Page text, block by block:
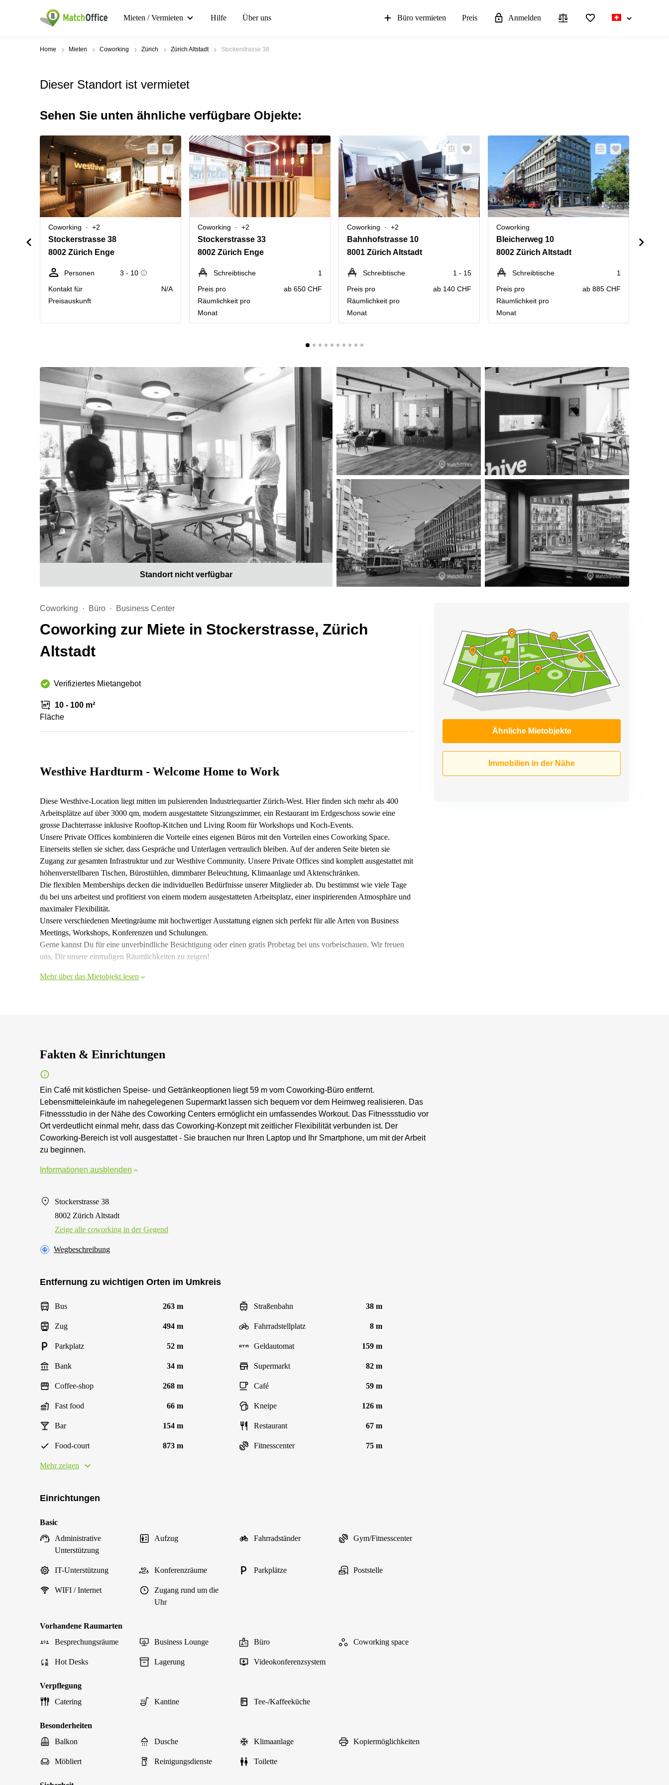
Mieten / Vermieten Hilfe Über uns Büro vermieten Preis Anmelden
Home Mieten Coworking Zürich Zürich Altstadt Stockerstrasse 38
Dieser Standort ist vermietet
Sehen Sie unten ähnliche verfügbare Objekte:
Coworking +2
Stockerstrasse 38
8002 Zürich Enge
Personen
3 - 10
Kontakt für
Preisauskunft
N/A
Coworking +2
Stockerstrasse 33
8002 Zürich Enge
Schreibtische
1
Preis pro
Räumlichkeit pro
Monat
ab 650 CHF
Coworking +2
Bahnhofstrasse 10
8001 Zürich Altstadt
Schreibtische
1 - 15
Preis pro
Räumlichkeit pro
Monat
ab 140 CHF
Coworking
Bleicherweg 10
8002 Zürich Altstadt
Schreibtische
1
Preis pro
Räumlichkeit pro
Monat
ab 885 CHF
Standort nicht verfügbar
Coworking Büro Business Center
Coworking zur Miete in Stockerstrasse, Zürich
Altstadt
Verifiziertes Mietangebot
10 - 100 m²
Fläche
Ähnliche Mietobjekte
Immobilien in der Nähe
Westhive Hardturm - Welcome Home to Work
Diese Westhive-Location liegt mitten im pulsierenden Industriequartier Zürich-West. Hier finden sich mehr als 400
Arbeitsplätze auf über 3000 qm, modern ausgestattete Sitzungszimmer, ein Restaurant im Erdgeschoss sowie eine
grosse Dachterrasse inklusive Rooftop-Kitchen und Living Room für Workshops und Koch-Events.
Unsere Private Offices kombinieren die Vorteile eines eigenen Büros mit den Vorteilen eines Coworking Space.
Einerseits stellen sie sicher, dass Gespräche und Unterlagen vertraulich bleiben. Auf der anderen Seite bieten sie
Zugang zur gesamten Infrastruktur und zur Westhive Community. Unsere Private Offices sind komplett ausgestattet mit
höhenverstellbaren Tischen, Bürostühlen, dimmbarer Beleuchtung, Klimaanlage und Aktenschränken.
Die flexiblen Memberships decken die individuellen Bedürfnisse unserer Mitglieder ab. Du bestimmst wie viele Tage
du bei uns arbeitest und profitierst von einem modern ausgestatteten Arbeitsplatz, einer inspirierenden Atmosphäre und
maximaler Flexibilität.
Unsere verschiedenen Meetingräume mit hochwertiger Ausstattung eignen sich perfekt für alle Arten von Business
Meetings, Workshops, Konferenzen und Schulungen.
Gerne kannst Du für eine unverbindliche Besichtigung oder einen gratis Probetag bei uns vorbeischauen. Wir freuen
uns, Dir unsere einmaligen Räumlichkeiten zu zeigen!
Mehr über das Mietobjekt lesen
Fakten & Einrichtungen
Ein Café mit köstlichen Speise- und Getränkeoptionen liegt 59 m vom Coworking-Büro entfernt.
Lebensmitteleinkäufe im nahegelegenen Supermarkt lassen sich bequem vor dem Heimweg realisieren. Das
Fitnessstudio in der Nähe des Coworking Centers ermöglicht ein umfassendes Workout. Das Fitnessstudio vor
Ort verdeutlicht einmal mehr, dass das Coworking-Konzept mit zeitlicher Flexibilität verbunden ist. Der
Coworking-Bereich ist voll ausgestattet - Sie brauchen nur Ihren Laptop und Ihr Smartphone, um mit der Arbeit
zu beginnen.
Informationen ausblenden
Stockerstrasse 38
8002 Zürich Altstadt
Zeige alle сoworking in der Gegend
Wegbeschreibung
Entfernung zu wichtigen Orten im Umkreis
Bus 263 m Straßenbahn 38 m
Zug 494 m Fahrradstellplatz 8 m
Parkplatz 52 m Geldautomat 159 m
Bank 34 m Supermarkt 82 m
Coffee-shop 268 m Café 59 m
Fast food 66 m Kneipe 126 m
Bar 154 m Restaurant 67 m
Food-court 873 m Fitnesscenter 75 m
Mehr zeigen
Einrichtungen
Basic
Administrative
Unterstützung
Aufzug Fahrradständer Gym/Fitnesscenter
IT-Unterstützung Konferenzräume Parkplätze Poststelle
WIFI / Internet
Zugang rund um die
Uhr
Vorhandene Raumarten
Besprechungsräume
Business Lounge Büro Coworking space
Hot Desks Lagerung Videokonferenzsystem
Verpflegung
Catering
Kantine Tee-/Kaffeeküche
Besonderheiten
Balkon
Dusche Klimaanlage Kopiermöglichkeiten
Möbliert Reinigungsdienste Toilette